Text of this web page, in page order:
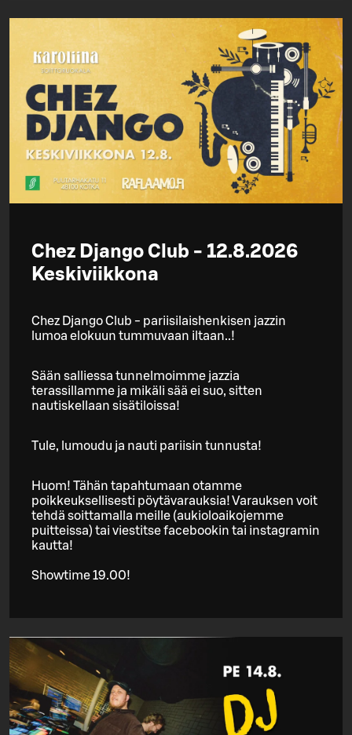
Chez Django Club - 12.8.2026
Keskiviikkona
Chez Django Club - pariisilaishenkisen jazzin
lumoa elokuun tummuvaan iltaan..!
Sään salliessa tunnelmoimme jazzia
terassillamme ja mikäli sää ei suo, sitten
nautiskellaan sisätiloissa!
Tule, lumoudu ja nauti pariisin tunnusta!
Huom! Tähän tapahtumaan otamme
poikkeuksellisesti pöytävarauksia! Varauksen voit
tehdä soittamalla meille (aukioloaikojemme
puitteissa) tai viestitse facebookin tai instagramin
kautta!
Showtime 19.00!